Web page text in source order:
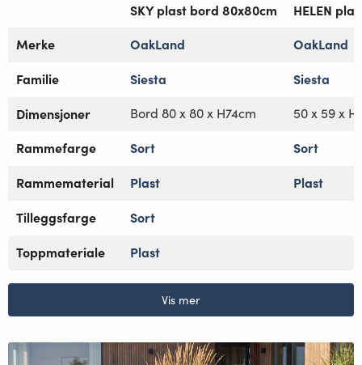
SKY plast bord 80x80cm
HELEN
Merke
OakLand
OakLand
Familie
Siesta
Siesta
Dimensjoner
Bord 80 x 80 x H74cm 50 x 59 x
Rammefarge Sort
Sort
Rammematerial
Plast
Plast
Tilleggsfarge
Sort
Toppmateriale
Plast
Vis mer